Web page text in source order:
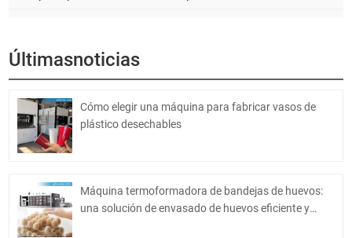
Últimasnoticias
Cómo elegir una máquina para fabricar vasos de
plástico desechables
Máquina termoformadora de bandejas de huevos:
una solución de envasado de huevos eficiente y